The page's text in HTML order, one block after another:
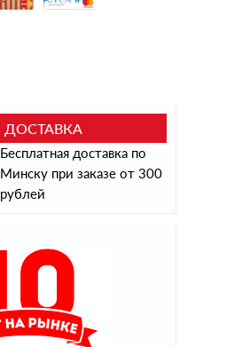
ДОСТАВКА
Бесплатная доставка по
Минску при заказе от 300
рублей